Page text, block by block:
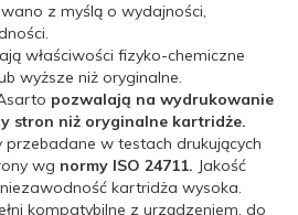
z myślą o wydajności,
właściwości fizyko-chemiczne
wyższe niż oryginalne.
pozwalają na wydrukowanie
stron niż oryginalne kartridże.
w testach drukujących
wg normy ISO 24711. Jakość
kartridża wysoka.
kompatybilne z urządzeniem, do